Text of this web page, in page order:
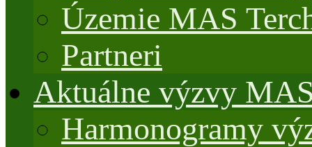
Územie MAS
Partneri
Aktuálne výzvy
Harmonogramy